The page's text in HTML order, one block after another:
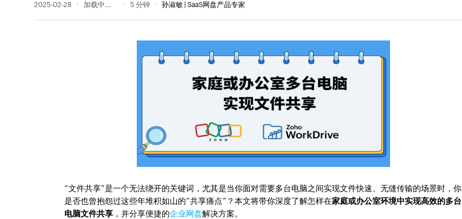
2025-02-28 347 阅读量 5 分钟 孙淑敏 | SaaS网盘产品专家
“文件共享”是一个无法绕开的关键词，尤其是当你面对需要多台电脑之间实现文件快速、无缝传输的场景时，你
是否也曾抱怨过这些年堆积如山的“共享痛点”？本文将带你深度了解怎样在家庭或办公室环境中实现高效的多台
电脑文件共享 ，并分享便捷的企业网盘解决方案。